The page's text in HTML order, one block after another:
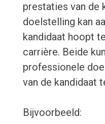
prestaties van de
doelstelling kan
kandidaat hoopt
carrière. Beide
professionele
van de kandidaat
Bijvoorbeeld: